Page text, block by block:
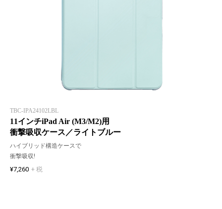
TBC-IPA24102LBL
11インチiPad Air (M3/M2)用
衝撃吸収ケース／ライトブルー
ハイブリッド構造ケースで
衝撃吸収!
¥7,260 + 税